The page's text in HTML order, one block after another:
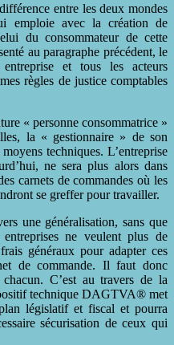
entre les deux mondes
emploie avec la création de
du consommateur de cette
au paragraphe précédent, le
et tous les acteurs
règles de justice comptables
« personne consommatrice »
la « gestionnaire » de son
techniques. L’entreprise
ne sera plus alors dans
carnets de commandes où les
se greffer pour travailler.
une généralisation, sans que
ne veulent plus de
généraux pour adapter ces
de commande. Il faut donc
C’est au travers de la
technique DAGTVA® met
législatif et fiscal et pourra
sécurisation de ceux qui